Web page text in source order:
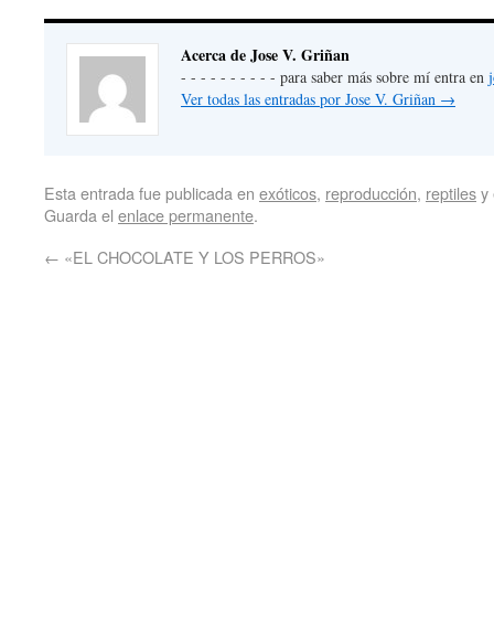
Acerca de Jose V. Griñan
- - - - - - - - - - para saber más sobre mí entra en
Ver todas las entradas por Jose V. Griñan →
Esta entrada fue publicada en exóticos, reproducción, reptilesy
Guarda el enlace permanente.
← «EL CHOCOLATE Y LOS PERROS»